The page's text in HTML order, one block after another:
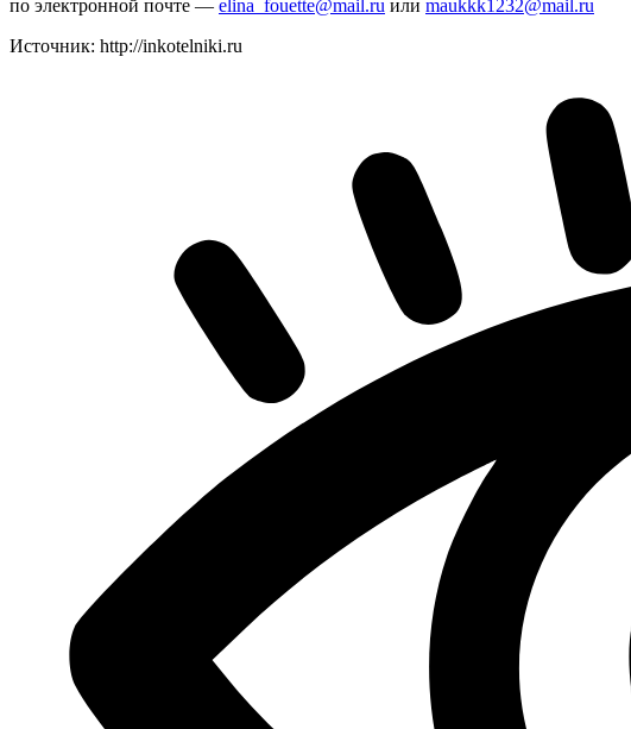
по электронной почте — elina_fouette@mail.ru или maukkk1232@mail.ru
Источник: http://inkotelniki.ru